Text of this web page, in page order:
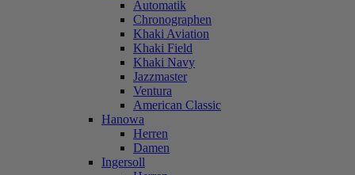
Automatik
Chronographen
Khaki Aviation
Khaki Field
Khaki Navy
Jazzmaster
Ventura
American Classic
Hanowa
Herren
Damen
Ingersoll